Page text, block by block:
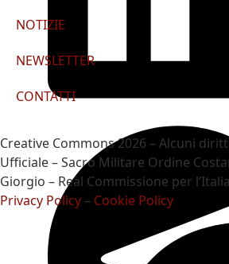
NOTIZIE
NEWSLETTER
CONTATTI
Creative Commons 2026 – Alcuni
Ufficiale – Sacro Militare Ordine
Giorgio – Real Commissione per l’Italia
Privacy Policy – Cookie Policy